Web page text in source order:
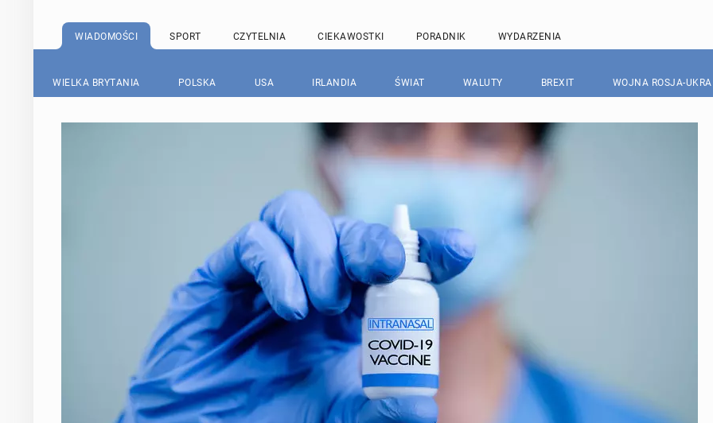
WIADOMOŚCI SPORT CZYTELNIA CIEKAWOSTKI PORADNIK WYDARZENIA
WIELKA BRYTANIA POLSKA USA IRLANDIA ŚWIAT WALUTY BREXIT WOJNA ROSJA-